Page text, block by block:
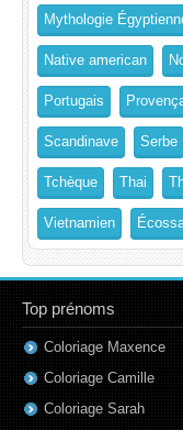
Mythologie
Native american
Portugais
Scandinave Serbe
Tchèque Thai
Vietnamien
Top prénoms
Coloriage Maxence
Coloriage Camille
Coloriage Sarah